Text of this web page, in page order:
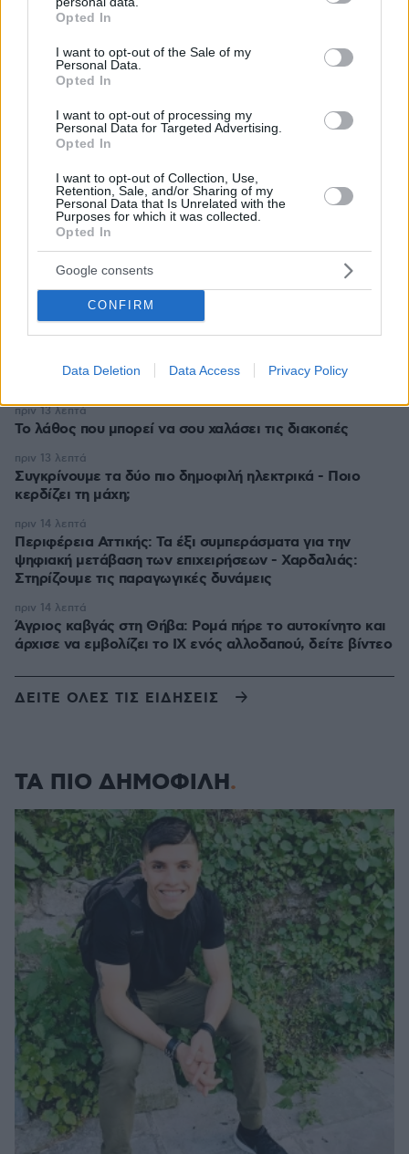
grant or deny consent to Google and its third-party tags to
use your data for below specified purposes in below Google
consent section.
Opted In
I want to opt-out of the Sale of my
Personal Data.
Opted In
I want to opt-out of processing my
Personal Data for Targeted Advertising.
Opted In
I want to opt-out of Collection, Use,
Retention, Sale, and/or Sharing of my
Personal Data that Is Unrelated with the
Purposes for which it was collected.
Opted In
Google consents
CONFIRM
Data Deletion Data Access Privacy Policy
Το street food στα καλύτερά του: 5 επιλογές σε
Ανατροπή με Ιωαννίδη στη Σπόρτινγκ – Το περιστατικό
πριν 7 λεπτά
Ανακάλυψη σε αρχαία τουαλέτα του Αδριανού: Το
χρόνια
πριν 7 λεπτά
Συνελήφθη στη Γερμανία μέλος της οργάνωσης των
τσιγαράδων του «Έντικ»
πριν 8 λεπτά
Κατασκευάζουν ποτάμι από σκυρόδεμα 145 χλμ. με έναν
σκοπό: Να τερματίσουν την ξηρασία
πριν 8 λεπτά
Η Κέιτ Μος υιοθέτησε τo accessory-maxxing και
συνδύασε δύο τσάντες Hermès
Το λάθος που μπορεί να σου χαλάσει τις διακοπές
πριν 13 λεπτά
Συγκρίνουμε τα δύο πιο δημοφιλή ηλεκτρικά - Ποιο
κερδίζει τη μάχη;
πριν 13 λεπτά
Περιφέρεια Αττικής: Τα έξι συμπεράσματα για την
ψηφιακή μετάβαση των επιχειρήσεων - Χαρδαλιάς:
Στηρίζουμε τις παραγωγικές δυνάμεις
πριν 14 λεπτά
Άγριος καβγάς στη Θήβα: Ρομά πήρε το αυτοκίνητο και
άρχισε να εμβολίζει το ΙΧ ενός αλλοδαπού, δείτε βίντεο
πριν 14 λεπτά
ΔΕΙΤΕ ΟΛΕΣ ΤΙΣ ΕΙΔΗΣΕΙΣ
ΤΑ ΠΙΟ ΔΗΜΟΦΙΛΗ